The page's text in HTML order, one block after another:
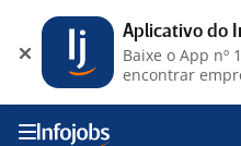
Aplicativo do
Baixe o App nº
encontrar